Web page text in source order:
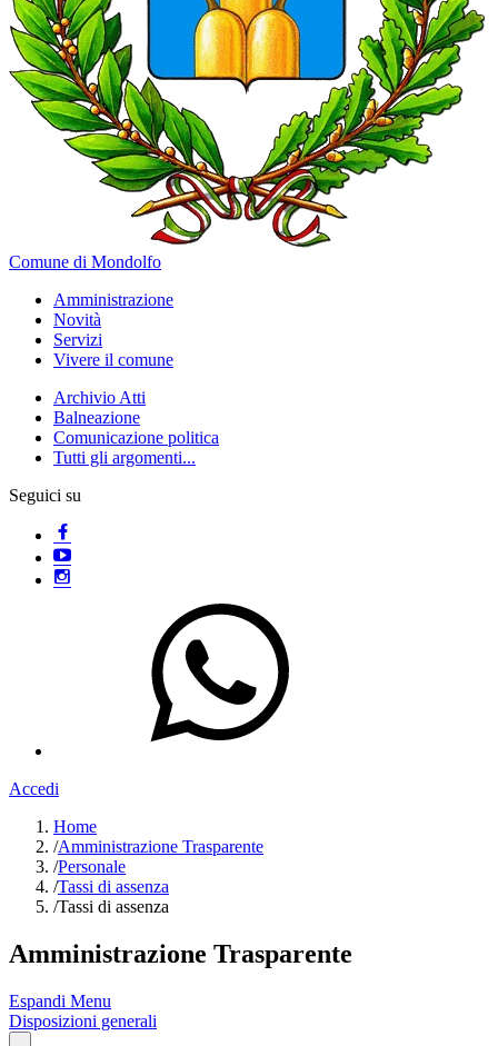
Comune di Mondolfo
Amministrazione
Novità
Servizi
Vivere il comune
Archivio Atti
Balneazione
Comunicazione politica
Tutti gli argomenti...
Seguici su
Accedi
Home
/Amministrazione Trasparente
/Personale
/Tassi di assenza
/Tassi di assenza
Amministrazione Trasparente
Espandi Menu
Disposizioni generali